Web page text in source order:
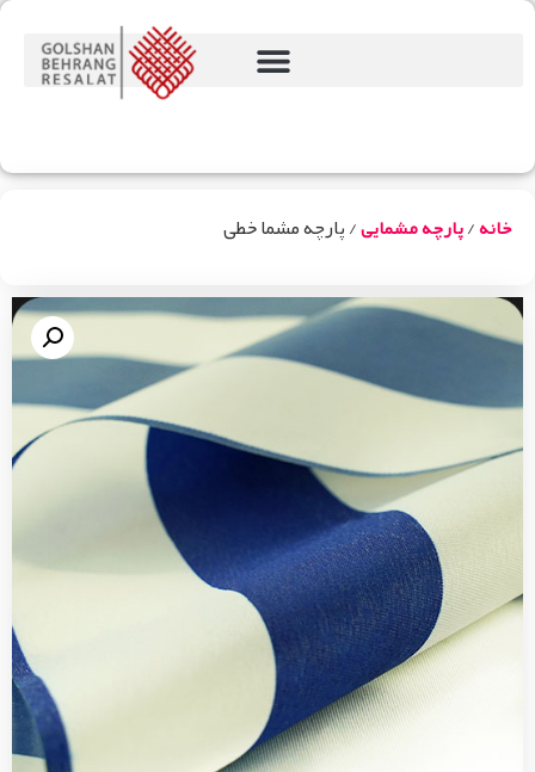
خانه/پارچه مشمایی/ پارچه مشما خطی